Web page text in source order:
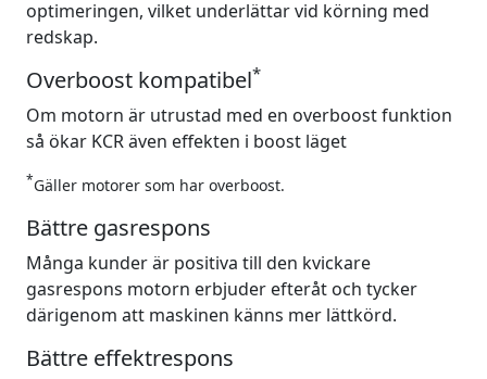
optimeringen, vilket underlättar vid körning med
redskap.
Overboost kompatibel*
Om motorn är utrustad med en overboost funktion
så ökar KCR även effekten i boost läget
*Gäller motorer som har overboost.
Bättre gasrespons
Många kunder är positiva till den kvickare
gasrespons motorn erbjuder efteråt och tycker
därigenom att maskinen känns mer lättkörd.
Bättre effektrespons